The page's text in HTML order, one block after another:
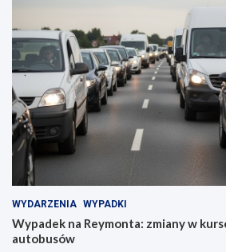
WYDARZENIA WYPADKI
Wypadek na Reymonta: zmiany w
autobusów